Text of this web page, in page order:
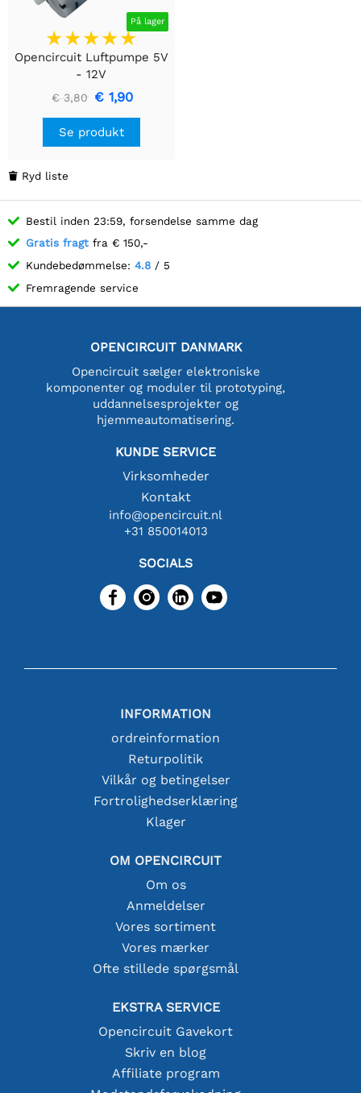
På lager
Opencircuit Luftpumpe 5V
- 12V
€ 3,80 € 1,90
Se produkt
 Ryd liste
Bestil inden 23:59, forsendelse samme dag
Gratis fragt fra € 150,-
Kundebedømmelse: 4.8 / 5
Fremragende service
OPENCIRCUIT DANMARK
Opencircuit sælger elektroniske
komponenter og moduler til prototyping,
uddannelsesprojekter og
hjemmeautomatisering.
KUNDE SERVICE
Virksomheder
Kontakt
info@opencircuit.nl
+31 850014013
SOCIALS
INFORMATION
ordreinformation
Returpolitik
Vilkår og betingelser
Fortrolighedserklæring
Klager
OM OPENCIRCUIT
Om os
Anmeldelser
Vores sortiment
Vores mærker
Ofte stillede spørgsmål
EKSTRA SERVICE
Opencircuit Gavekort
Skriv en blog
Affiliate program